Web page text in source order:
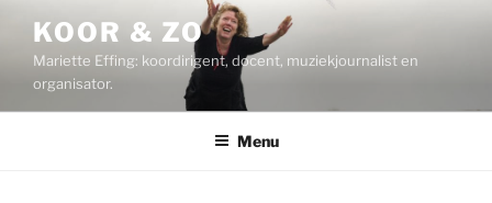
inhoud
KOOR & ZO
Mariette Effing: koordirigent, docent, muziekjournalist en
organisator.
Menu